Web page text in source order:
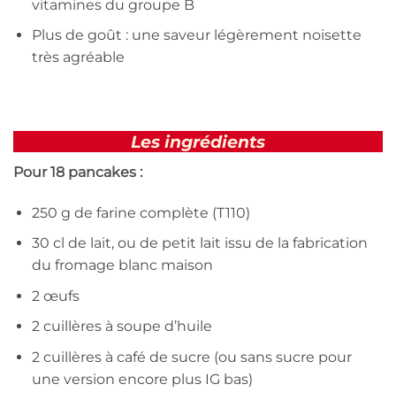
vitamines du groupe B
Plus de goût : une saveur légèrement noisette
très agréable
Les ingrédients
Pour 18 pancakes :
250 g de farine complète (T110)
30 cl de lait, ou de petit lait issu de la fabrication
du fromage blanc maison
2 œufs
2 cuillères à soupe d’huile
2 cuillères à café de sucre (ou sans sucre pour
une version encore plus IG bas)